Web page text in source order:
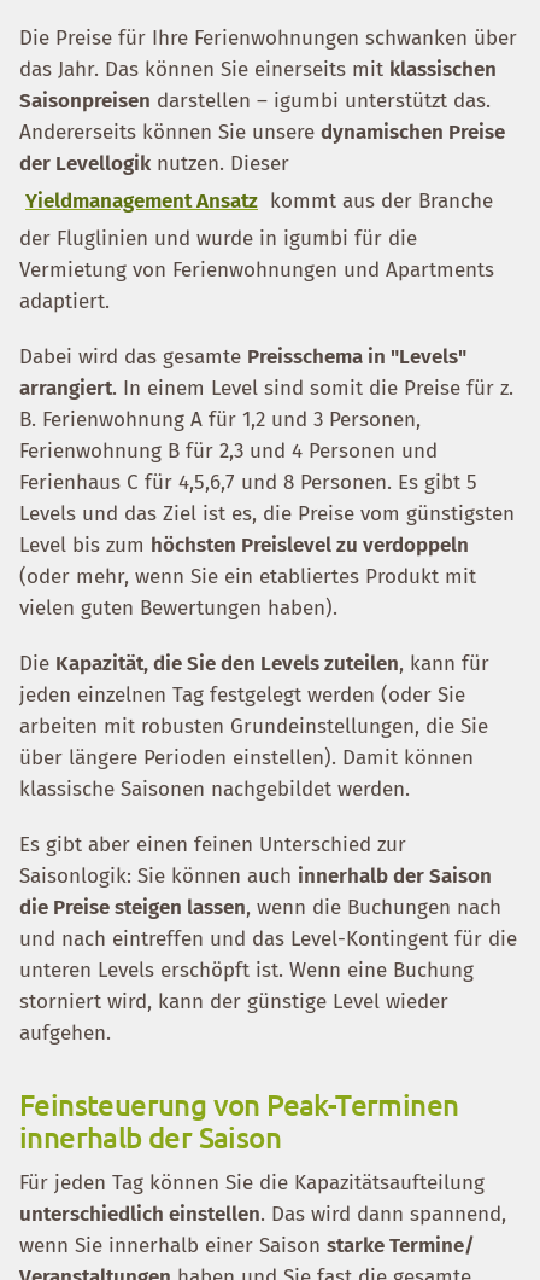
Die Preise für Ihre Ferienwohnungen schwanken über
das Jahr. Das können Sie einerseits mit klassischen
Saisonpreisen darstellen – igumbi unterstützt das.
Andererseits können Sie unsere dynamischen Preise
der Levellogik nutzen. Dieser
Yieldmanagement Ansatz kommt aus der Branche
der Fluglinien und wurde in igumbi für die
Vermietung von Ferienwohnungen und Apartments
adaptiert.
Dabei wird das gesamte Preisschema in "Levels"
arrangiert. In einem Level sind somit die Preise für z.
B. Ferienwohnung A für 1,2 und 3 Personen,
Ferienwohnung B für 2,3 und 4 Personen und
Ferienhaus C für 4,5,6,7 und 8 Personen. Es gibt 5
Levels und das Ziel ist es, die Preise vom günstigsten
Level bis zum höchsten Preislevel zu verdoppeln
(oder mehr, wenn Sie ein etabliertes Produkt mit
vielen guten Bewertungen haben).
Die Kapazität, die Sie den Levels zuteilen, kann für
jeden einzelnen Tag festgelegt werden (oder Sie
arbeiten mit robusten Grundeinstellungen, die Sie
über längere Perioden einstellen). Damit können
klassische Saisonen nachgebildet werden.
Es gibt aber einen feinen Unterschied zur
Saisonlogik: Sie können auch innerhalb der Saison
die Preise steigen lassen, wenn die Buchungen nach
und nach eintreffen und das Level-Kontingent für die
unteren Levels erschöpft ist. Wenn eine Buchung
storniert wird, kann der günstige Level wieder
aufgehen.
Feinsteuerung von Peak-Terminen
innerhalb der Saison
Für jeden Tag können Sie die Kapazitätsaufteilung
unterschiedlich einstellen. Das wird dann spannend,
wenn Sie innerhalb einer Saison starke Termine/